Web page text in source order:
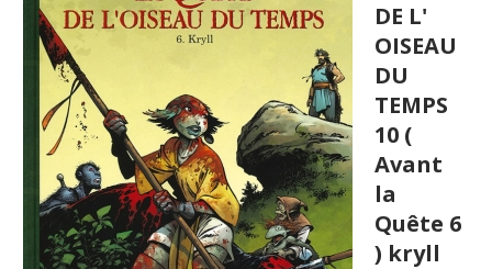
DE L'
OISEAU
DU
TEMPS
10 (
Avant
la
Quête 6
) kryll